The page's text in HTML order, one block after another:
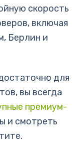
скорость
включая
Берлин и
для
вы всегда
премиум-
и смотреть